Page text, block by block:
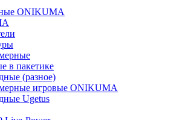
ONIKUMA
в пакетике
(разное)
игровые ONIKUMA
Ugetus